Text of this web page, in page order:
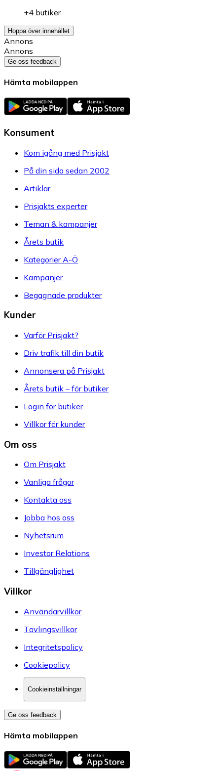
+4 butiker
Hoppa över innehållet
Annons
Annons
Ge oss feedback
Hämta mobilappen
Konsument
Kom igång med Prisjakt
På din sida sedan 2002
Artiklar
Prisjakts experter
Teman & kampanjer
Årets butik
Kategorier A-Ö
Kampanjer
Begagnade produkter
Kunder
Varför Prisjakt?
Driv trafik till din butik
Annonsera på Prisjakt
Årets butik – för butiker
Login för butiker
Villkor för kunder
Om oss
Om Prisjakt
Vanliga frågor
Kontakta oss
Jobba hos oss
Nyhetsrum
Investor Relations
Tillgänglighet
Villkor
Användarvillkor
Tävlingsvillkor
Integritetspolicy
Cookiepolicy
Cookieinställningar
Ge oss feedback
Hämta mobilappen